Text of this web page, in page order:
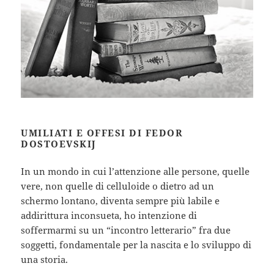
UMILIATI E OFFESI DI FEDOR
DOSTOEVSKIJ
In un mondo in cui l’attenzione alle persone, quelle
vere, non quelle di celluloide o dietro ad un
schermo lontano, diventa sempre più labile e
addirittura inconsueta, ho intenzione di
soffermarmi su un “incontro letterario” fra due
soggetti, fondamentale per la nascita e lo sviluppo di
una storia.